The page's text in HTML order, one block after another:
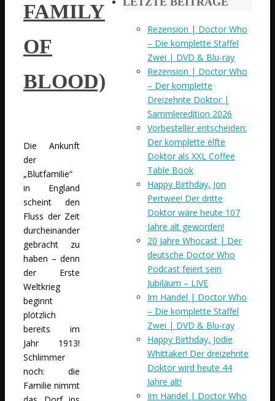
FAMILY
OF
BLOOD)
Die Ankunft
der
„Blutfamilie“
in England
scheint den
Fluss der Zeit
durcheinander
gebracht zu
haben – denn
der Erste
Weltkrieg
beginnt
plötzlich
bereits im
Jahr 1913!
Schlimmer
noch: die
Familie nimmt
Rezension | Doctor Who
– Die komplette Staffel
Zwei | DVD & Blu-ray
Rezension | Doctor Who
– Der komplette
Dreizehnte Doktor |
Sammleredition 2026
Vorbesteller entscheiden:
Der komplette elfte
Doktor als XXL Coffee
Table Book
Happy Birthday, Jon
Pertwee! Der dritte
Doktor wäre heute 107
Jahre alt geworden!
20 Jahre Whocast | Der
deutsche Doctor Who
Podcast feiert sein
Jubiläum – LIVE
Im Handel | Doctor Who
– Die komplette Staffel
Zwei | DVD & Blu-ray
Happy Birthday, Jodie
Whittaker! Der dreizehnte
Doktor wird heute 44
Jahre alt!
Im Handel | Doctor Who